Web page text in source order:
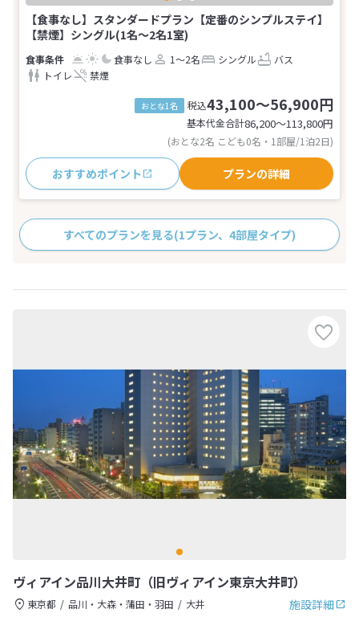
【食事なし】スタンダードプラン【定番のシンプルステイ】
【禁煙】シングル(1名～2名1室)
食事なし 1～2名 シングル
バス
トイレ
禁煙
おとな1名 税込43,100～56,900円
基本代金合計86,200〜113,800円
(おとな2名 こども0名・1部屋/1泊2日)
おすすめポイント プランの詳細
すべてのプランを見る(1プラン、4部屋タイプ)
ヴィアイン品川大井町（旧ヴィアイン東京大井町）
施設詳細
東京都 品川・大森・蒲田・羽田
大井